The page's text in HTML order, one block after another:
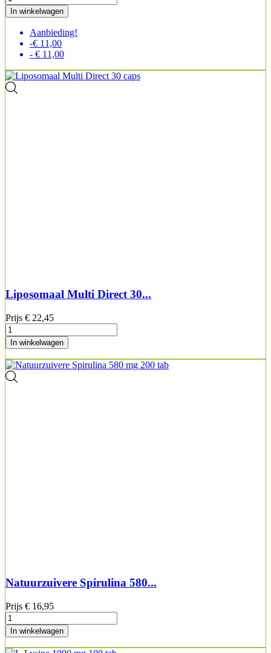
In winkelwagen
Aanbieding!
-€ 11,00
- € 11,00
Liposomaal Multi Direct 30...
Prijs € 22,45
In winkelwagen
Natuurzuivere Spirulina 580...
Prijs € 16,95
In winkelwagen